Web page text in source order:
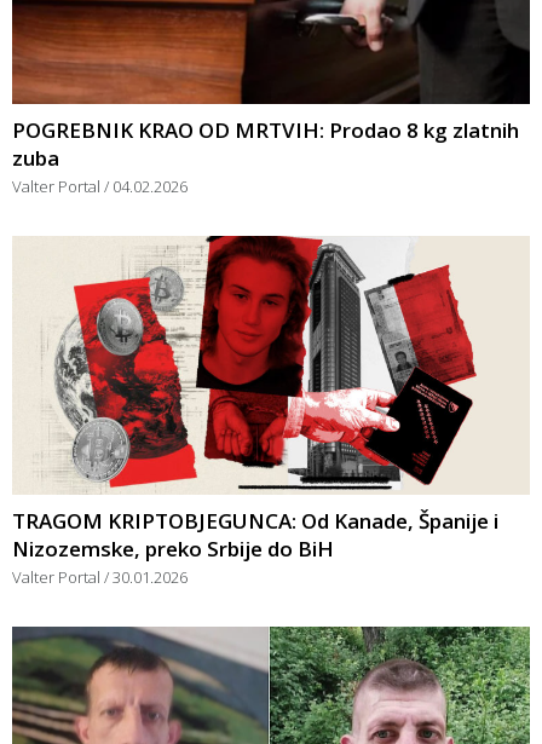
POGREBNIK KRAO OD MRTVIH: Prodao 8 kg zlatnih
zuba
Valter Portal 04.02.2026
TRAGOM KRIPTOBJEGUNCA: Od Kanade, Španije i
Nizozemske, preko Srbije do BiH
Valter Portal 30.01.2026